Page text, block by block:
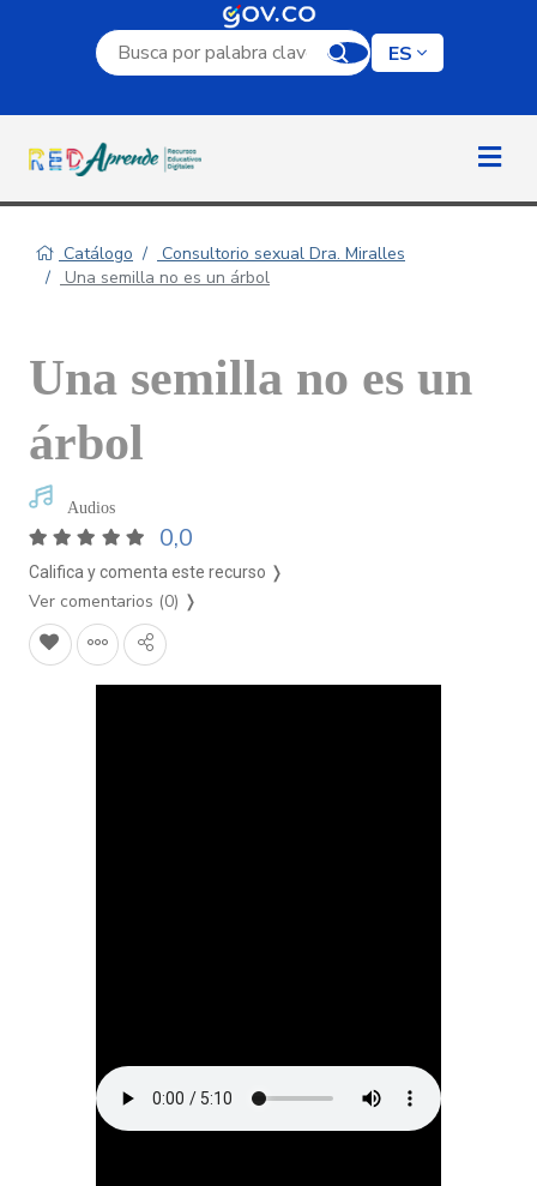
Campo de búsqueda por palabra clave
ES
Catálogo
Consultorio sexual Dra. Miralles
Una semilla no es un árbol
Una semilla no es un
árbol
Audios
0,0
Califica y comenta este recurso ❭
Ver comentarios (0) ❭